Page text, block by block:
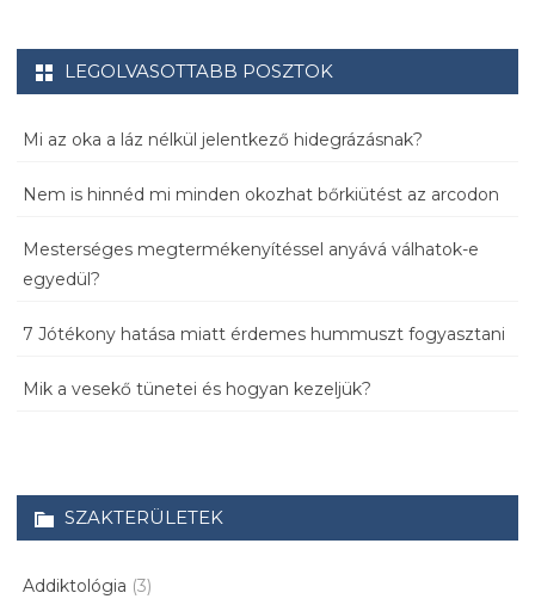
LEGOLVASOTTABB POSZTOK
Mi az oka a láz nélkül jelentkező hidegrázásnak?
Nem is hinnéd mi minden okozhat bőrkiütést az arcodon
Mesterséges megtermékenyítéssel anyává válhatok-e
egyedül?
7 Jótékony hatása miatt érdemes hummuszt fogyasztani
Mik a vesekő tünetei és hogyan kezeljük?
SZAKTERÜLETEK
Addiktológia (3)